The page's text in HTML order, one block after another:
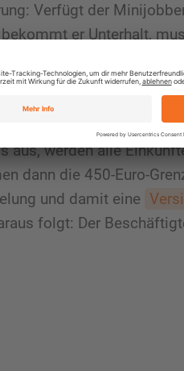
Verfügt der
er Unterhalt,
sein Einkommen über
aus, werden alle
dann die 450-Euro-
und damit eine
folgt: Der